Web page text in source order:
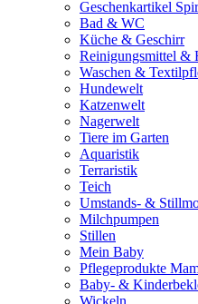
Geschenkartikel
Bad & WC
Küche & Geschirr
Reinigungsmittel &
Waschen &
Hundewelt
Katzenwelt
Nagerwelt
Tiere im Garten
Aquaristik
Terraristik
Teich
Umstands- &
Milchpumpen
Stillen
Mein Baby
Pflegeprodukte
Baby- &
Wickeln